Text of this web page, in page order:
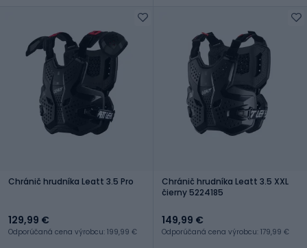
Chránič hrudníka Leatt 3.5 Pro
129,99 €
Odporúčaná cena výrobcu: 199,99 €
Chránič hrudníka Leatt 3.5 XXL
čierny 5224185
149,99 €
Odporúčaná cena výrobcu: 179,99 €